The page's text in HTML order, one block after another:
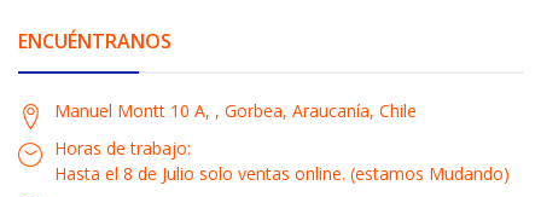
ENCUÉNTRANOS
Manuel Montt 10 A, , Gorbea, Araucanía, Chile
Horas de trabajo:
Hasta el 8 de Julio solo ventas online. (estamos Mudando)